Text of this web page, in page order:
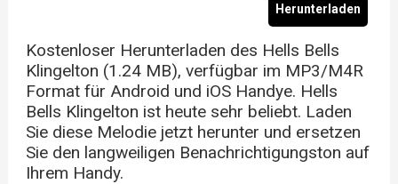
Herunterladen
Kostenloser Herunterladen des Hells Bells
Klingelton (1.24 MB), verfügbar im MP3/M4R
Format für Android und iOS Handye. Hells
Bells Klingelton ist heute sehr beliebt. Laden
Sie diese Melodie jetzt herunter und ersetzen
Sie den langweiligen Benachrichtigungston auf
Ihrem Handy.